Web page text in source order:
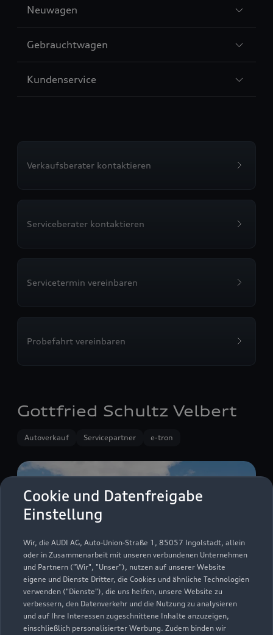
Cookie und Datenfreigabe
Einstellung
Wir, die AUDI AG, Auto-Union-Straße 1, 85057 Ingolstadt, allein
oder in Zusammenarbeit mit unseren verbundenen Unternehmen
und Partnern ("Wir", "Unser"), nutzen auf unserer Website
eigene und Dienste Dritter, die Cookies und ähnliche Technologien
verwenden ("Dienste"), die uns helfen, unsere Website zu
verbessern, den Datenverkehr und die Nutzung zu analysieren
und auf Ihre Interessen zugeschnittene Inhalte anzuzeigen,
einschließlich personalisierter Werbung. Zudem binden wir
Neuwagen
Gebrauchtwagen
KundenserviceSección
Verkaufsberater kontaktieren
Serviceberater kontaktieren
Servicetermin vereinbaren
Probefahrt vereinbaren
Gottfried Schultz Velbert
Autoverkauf Servicepartner e-tron
Nevigeser Straße 151, 161, 163